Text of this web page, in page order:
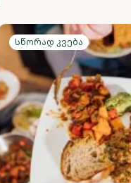
Სწორად კვება